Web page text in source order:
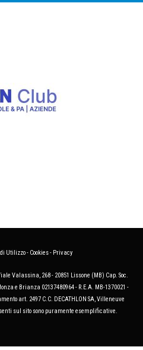
Utilizzo- Cookies- Privacy
Valassina, 268 - 20851 Lissone (MB) Cap. Soc.
e Brianza 02137480964 - R.E.A. MB-1370021 -
art. 2497 C.C. DECATHLON SA, Villeneuve
sul sito sono puramente esemplificative.